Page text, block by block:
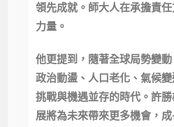
領先成就。師大人在承擔責
力量。
他更提到，隨著全球局勢變
政治動盪、人口老化、氣候
挑戰與機遇並存的時代。許
展將為未來帶來更多機會，